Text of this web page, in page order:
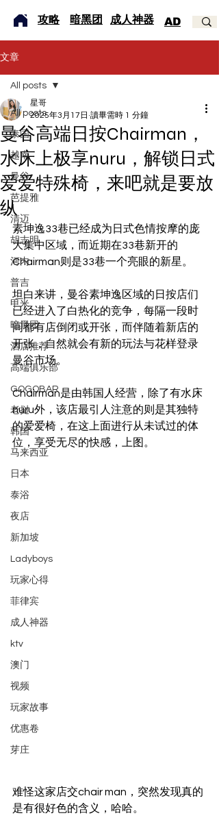
​攻略 暗黑团 成人神器 AD
文章
All posts
泰国
越南
曼谷
芭提雅
清迈
胡志明
河内
普吉
甲米
暗黑团
酒店推荐
高端俱乐部
GOGOBAR
老挝
韩国
马来西亚
日本
泰浴
夜店
新加坡
Ladyboys
玩家心得
菲律宾
成人神器
ktv
澳门
视频
玩家故事
优惠卷
芽庄
All posts
曼谷高端日按Chairman，
水床上极享nuru，解锁日式
爱爱特殊椅，来吧就是要放
纵
星哥
2025年3月17日 讀畢需時 1 分鐘
素坤逸33巷已经成为日式色情按摩的庞
大集中区域，而近期在33巷新开的
Chairman则是33巷一个亮眼的新星。
坦白来讲，曼谷素坤逸区域的日按店们
已经进入了白热化的竞争，每隔一段时
间都有店倒闭或开张，而伴随着新店的
开张，自然就会有新的玩法与花样登录
曼谷市场。
Chairman是由韩国人经营，除了有水床
nuru外，该店最引人注意的则是其独特
的爱爱椅，在这上面进行从未试过的体
位，享受无尽的快感，上图。
难怪这家店交chair man，突然发现真的
是有很好色的含义，哈哈。